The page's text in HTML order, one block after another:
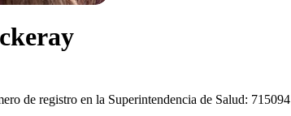
de registro en la Superintendencia de Salud: 715094